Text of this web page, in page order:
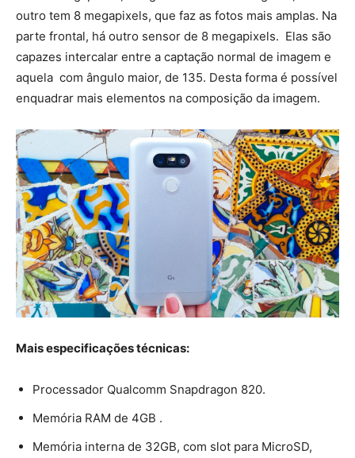
outro tem 8 megapixels, que faz as fotos mais amplas. Na
parte frontal, há outro sensor de 8 megapixels. Elas são
capazes intercalar entre a captação normal de imagem e
aquela com ângulo maior, de 135. Desta forma é possível
enquadrar mais elementos na composição da imagem.
Mais especificações técnicas:
Processador Qualcomm Snapdragon 820.
Memória RAM de 4GB .
Memória interna de 32GB, com slot para MicroSD,